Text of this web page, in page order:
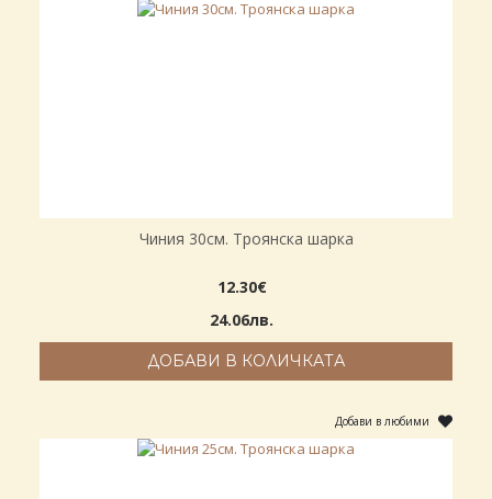
Чиния 30см. Троянска шарка
12.30€
24.06лв.
ДОБАВИ В КОЛИЧКАТА
Добави в любими